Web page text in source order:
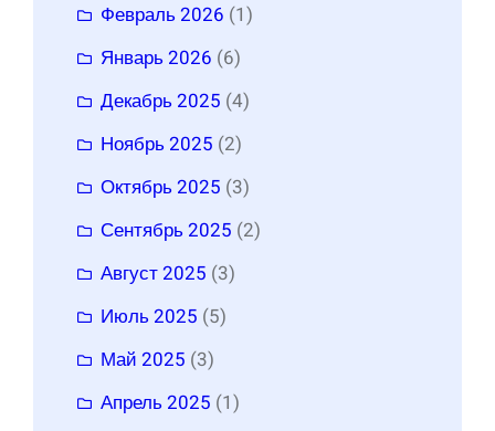
Февраль 2026 (1)
Январь 2026 (6)
Декабрь 2025 (4)
Ноябрь 2025 (2)
Октябрь 2025 (3)
Сентябрь 2025 (2)
Август 2025 (3)
Июль 2025 (5)
Май 2025 (3)
Апрель 2025 (1)